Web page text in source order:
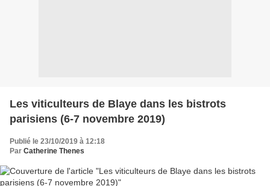
Les viticulteurs de Blaye dans les bistrots
parisiens (6-7 novembre 2019)
Publié le 23/10/2019 à 12:18
Par Catherine Thenes